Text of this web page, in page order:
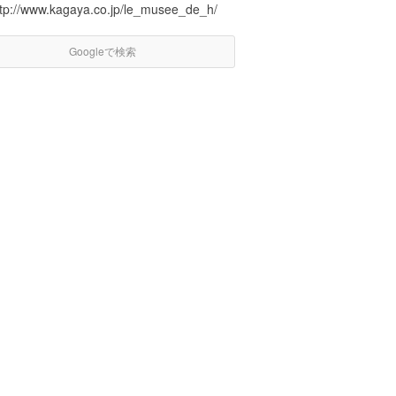
www.kagaya.co.jp/le_musee_de_h/
Googleで検索